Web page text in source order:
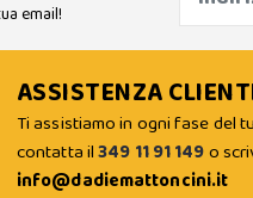
email!
ASSISTENZA
Ti assistiamo in ogni fase del
contatta il349 11 91 149o
info@dadiemattoncini.it